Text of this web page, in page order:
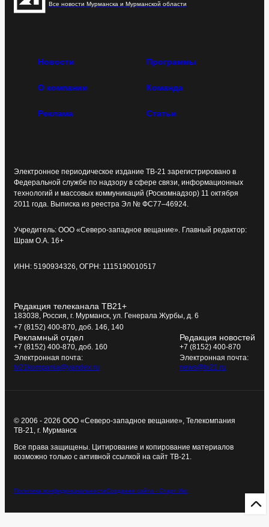
Все новости Мурманска и Мурманской области
Новости Программы
О компании Команда
Реклама Статьи
Электронное периодическое издание ТВ-21 зарегистрировано в
Федеральной службе по надзору в сфере связи, информационных
технологий и массовых коммуникаций (Роскомнадзор) 11 октября
2011 года. Выписка из реестра Эл № ФС77–46924.
Учредитель: ООО «Северо-западное вещание». Главный редактор:
Шрам О.А. 16+
ИНН: 5190934326, ОГРН: 1115190010517
Редакция телеканала ТВ21+
183038, Россия, г. Мурманск, ул. Генерала Журбы, д. 6
+7 (8152) 400-870, доб. 146, 140
Рекламный отдел
+7 (8152) 400-870, доб. 160
Электронная почта:
tv21kompania@yandex.ru
Редакция новостей
+7 (8152) 400-870
Электронная почта:
news@tv21.ru
© 2006 - 2026 ООО «Северо-западное вещание», Телекомпания
ТВ-21, г. Мурманск
Все права защищены. Цитирование и копирование материалов
возможно только с активной ссылкой на сайт ТВ-21.
Политика конфиденциальностиСоздание сайта - Старт Икс